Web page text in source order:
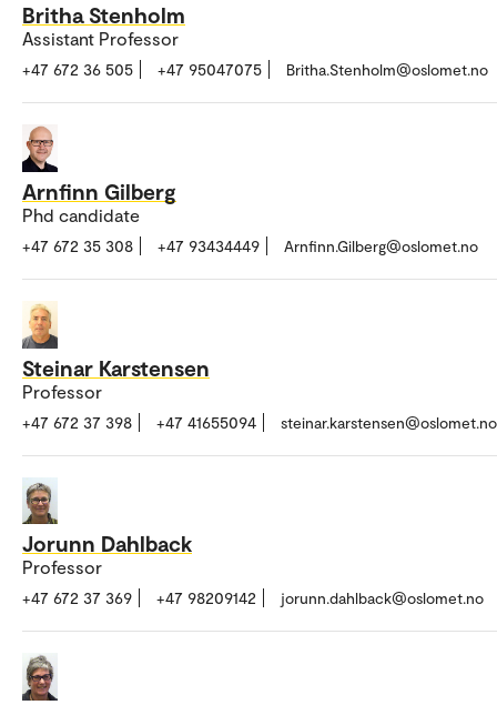
Britha Stenholm
Assistant Professor
+47 672 36 505 +47 95047075 Britha.Stenholm@oslomet.no
Arnfinn Gilberg
Phd candidate
+47 672 35 308 +47 93434449 Arnfinn.Gilberg@oslomet.no
Steinar Karstensen
Professor
+47 672 37 398 +47 41655094 steinar.karstensen@oslomet.no
Jorunn Dahlback
Professor
+47 672 37 369 +47 98209142 jorunn.dahlback@oslomet.no